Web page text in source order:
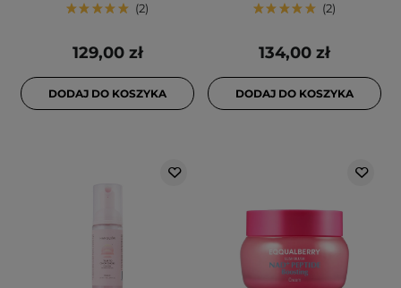
2
129,00 zł
DODAJ DO KOSZYKA
2
134,00 zł
DODAJ DO KOSZYKA